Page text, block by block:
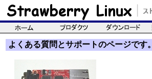
よくある質問とサポートのページです。